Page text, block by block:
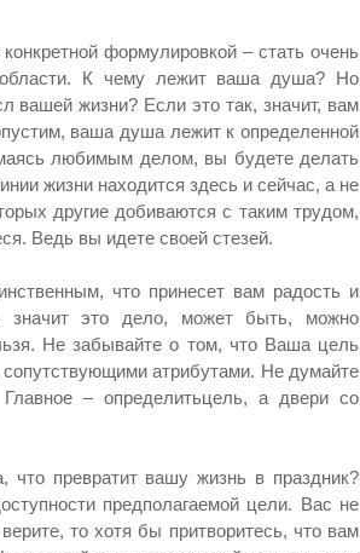
формулировкой – стать очень
К чему лежит ваша душа? Но
вашей жизни? Если это так, значит, вам
ваша душа лежит к определенной
любимым делом, вы будете делать
жизни находится здесь и сейчас, а не
другие добиваются с таким трудом,
Ведь вы идете своей стезей.
что принесет вам радость и
значит это дело, может быть, можно
Не забывайте о том, что Ваша цель
атрибутами. Не думайте
– определитьцель, а двери со
превратит вашу жизнь в праздник?
предполагаемой цели. Вас не
то хотя бы притворитесь, что вам